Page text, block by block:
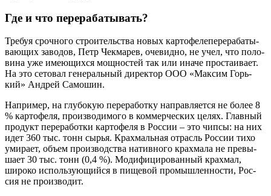
Где и что перерабатывать?
Тре­буя сроч­но­го стро­и­тель­ства новых кар­то­фе­ле­пе­ре­ра­ба­ты­
ва­ю­щих заво­дов, Петр Чек­ма­рев, оче­вид­но, не учел, что поло­
ви­на уже име­ю­щих­ся мощ­но­стей так или ина­че про­ста­и­ва­ет.
На это сето­вал гене­раль­ный дирек­тор ООО «Мак­сим Горь­
кий» Андрей Самошин.
Напри­мер, на глу­бо­кую пере­ра­бот­ку направ­ля­ет­ся не более 8
% кар­то­фе­ля, про­из­во­ди­мо­го в ком­мер­че­ских целях. Глав­ный
про­дукт пере­ра­бот­ки кар­то­фе­ля в Рос­сии – это чип­сы: на них
идет 360 тыс. тонн сырья. Крах­маль­ная отрасль Рос­сии тихо
уми­ра­ет, объ­ем про­из­вод­ства натив­но­го крах­ма­ла не пре­вы­
ша­ет 30 тыс. тонн (0,4 %). Моди­фи­ци­ро­ван­ный крах­мал,
широ­ко исполь­зу­ю­щий­ся в пище­вой про­мыш­лен­но­сти, Рос­
сия не производит.